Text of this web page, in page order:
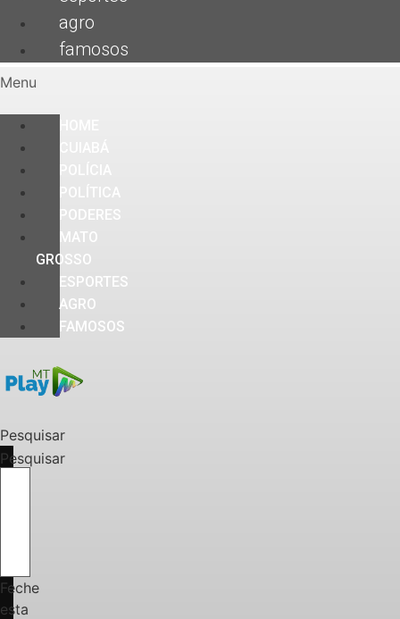
agro
famosos
Menu
PODERES
MATO
GROSSO
ESPORTES
AGRO
FAMOSOS
Pesquisar
Pesquisar
Feche
esta